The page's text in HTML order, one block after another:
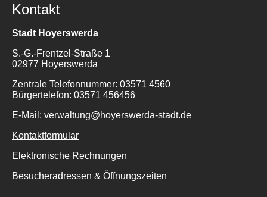
Kontakt
Stadt Hoyerswerda
S.-G.-Frentzel-Straße 1
02977 Hoyerswerda
Zentrale Telefonnummer: 03571 4560
Bürgertelefon: 03571 456456
E-Mail: verwaltung@hoyerswerda-stadt.de
Kontaktformular
Elektronische Rechnungen
Besucheradressen & Öffnungszeiten